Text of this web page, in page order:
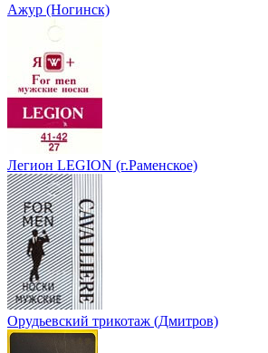
Ажур (Ногинск)
Легион LEGION (г.Раменское)
Орудьевский трикотаж (Дмитров)